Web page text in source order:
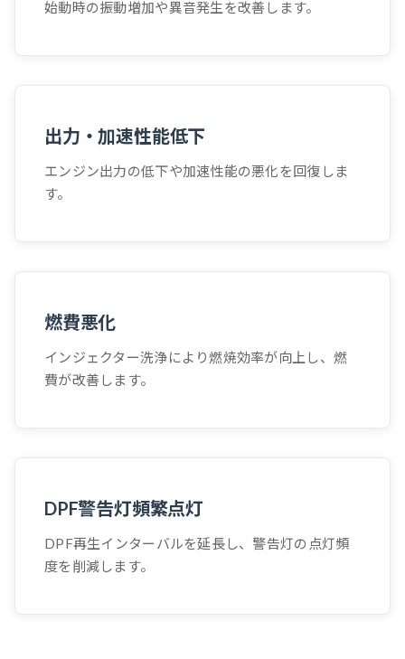
始動時の振動増加や異音発生を改善します。
出力・加速性能低下
エンジン出力の低下や加速性能の悪化を回復しま
す。
燃費悪化
インジェクター洗浄により燃焼効率が向上し、燃
費が改善します。
DPF警告灯頻繁点灯
DPF再生インターバルを延長し、警告灯の点灯頻
度を削減します。